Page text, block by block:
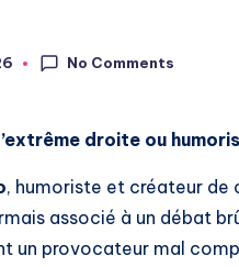
No Comments
droite ou
, humoriste et créateur de
associé à un débat
un provocateur mal